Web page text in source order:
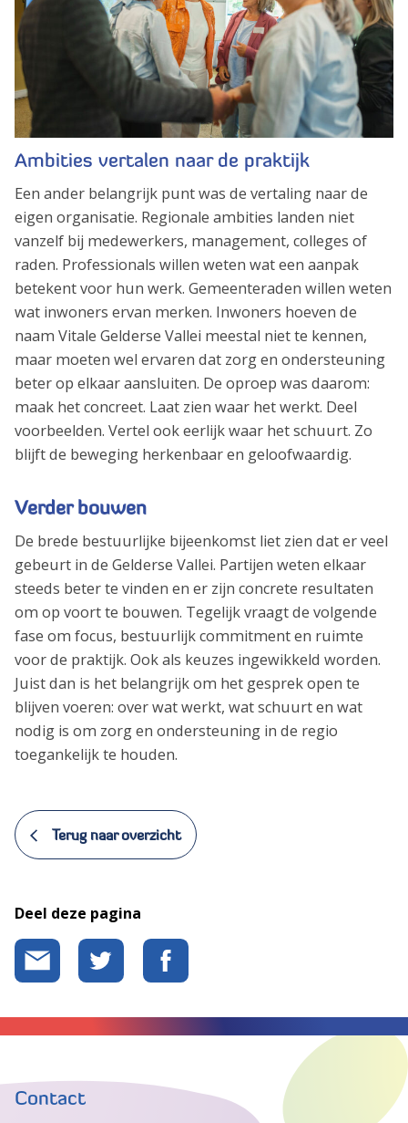
Ambities vertalen naar de praktijk
Een ander belangrijk punt was de vertaling naar de
eigen organisatie. Regionale ambities landen niet
vanzelf bij medewerkers, management, colleges of
raden. Professionals willen weten wat een aanpak
betekent voor hun werk. Gemeenteraden willen weten
wat inwoners ervan merken. Inwoners hoeven de
naam Vitale Gelderse Vallei meestal niet te kennen,
maar moeten wel ervaren dat zorg en ondersteuning
beter op elkaar aansluiten. De oproep was daarom:
maak het concreet. Laat zien waar het werkt. Deel
voorbeelden. Vertel ook eerlijk waar het schuurt. Zo
blijft de beweging herkenbaar en geloofwaardig.
Verder bouwen
De brede bestuurlijke bijeenkomst liet zien dat er veel
gebeurt in de Gelderse Vallei. Partijen weten elkaar
steeds beter te vinden en er zijn concrete resultaten
om op voort te bouwen. Tegelijk vraagt de volgende
fase om focus, bestuurlijk commitment en ruimte
voor de praktijk. Ook als keuzes ingewikkeld worden.
Juist dan is het belangrijk om het gesprek open te
blijven voeren: over wat werkt, wat schuurt en wat
nodig is om zorg en ondersteuning in de regio
toegankelijk te houden.
Terug naar overzicht
Deel deze pagina
Contact